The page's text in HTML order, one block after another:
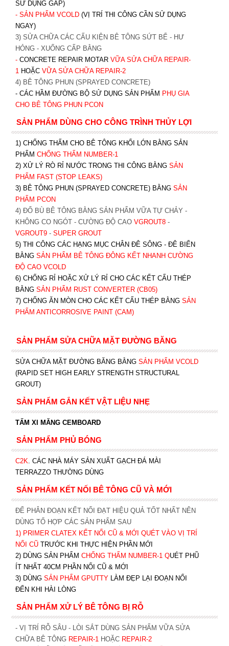
SỬ DỤNG GẤP)
- SẢN PHẨM VCOLD (VỊ TRÍ THI CÔNG CẦN SỬ DỤNG
NGAY)
3) SỬA CHỮA CÁC CẤU KIỆN BÊ TÔNG SỨT BỂ - HƯ
HỎNG - XUỐNG CẤP BẰNG
- CONCRETE REPAIR MOTAR VỮA SỬA CHỮA REPAIR-
1 HOẶC VỮA SỬA CHỮA REPAIR-2
4) BÊ TÔNG PHUN (SPRAYED CONCRETE)
- CÁC HẦM ĐƯỜNG BỘ SỬ DỤNG SẢN PHẨM PHỤ GIA
CHO BÊ TÔNG PHUN PCON
SẢN PHẨM DÙNG CHO CÔNG TRÌNH THỦY LỢI
1) CHỐNG THẤM CHO BÊ TÔNG KHỐI LỚN BẰNG SẢN
PHẨM CHỐNG THẤM NUMBER-1
2) XỬ LÝ RÒ RỈ NƯỚC TRONG THI CÔNG BẰNG SẢN
PHẨM FAST (STOP LEAKS)
3) BÊ TÔNG PHUN (SPRAYED CONCRETE) BẰNG SẢN
PHẨM PCON
4) ĐỔ BÙ BÊ TÔNG BẰNG SẢN PHẨM VỮA TỰ CHẢY -
KHÔNG CO NGÓT - CƯỜNG ĐỘ CAO VGROUT8-
VGROUT9- SUPER GROUT
5) THI CÔNG CÁC HẠNG MỤC CHÂN ĐÊ SÔNG - ĐÊ BIỂN
BẰNG SẢN PHẨM BÊ TÔNG ĐÔNG KẾT NHANH CƯỜNG
ĐỘ CAO VCOLD
6) CHỐNG RỈ HOẶC XỬ LÝ RỈ CHO CÁC KẾT CẤU THÉP
BẰNG SẢN PHẨM RUST CONVERTER (CB05)
7) CHỐNG ĂN MÒN CHO CÁC KẾT CẤU THÉP BẰNG SẢN
PHẨM ANTICORROSIVE PAINT (CAM)
SẢN PHẨM SỬA CHỮA MẶT ĐƯỜNG BĂNG
SỬA CHỮA MẶT ĐƯỜNG BĂNG BẰNG SẢN PHẨM VCOLD
(RAPID SET HIGH EARLY STRENGTH STRUCTURAL
GROUT)
SẢN PHẨM GẮN KẾT VẬT LIỆU NHẸ
TẤM XI MĂNG CEMBOARD
SẢN PHẨM PHỦ BÓNG
C2K. CÁC NHÀ MÁY SẢN XUẤT GẠCH ĐÁ MÀI
TERRAZZO THƯỜNG DÙNG
SẢN PHẨM KẾT NỐI BÊ TÔNG CŨ VÀ MỚI
ĐỂ PHÂN ĐOẠN KẾT NỐI ĐẠT HIỆU QUẢ TỐT NHẤT NÊN
DÙNG TỔ HỢP CÁC SẢN PHẨM SAU
1) PRIMER CLATEX KẾT NỐI CŨ & MỚI QUÉT VÀO VỊ TRÍ
NỐI CŨ TRƯỚC KHI THỰC HIỆN PHẦN MỚI
2) DÙNG SẢN PHẨM CHỐNG THẤM NUMBER-1QUÉT PHŨ
ÍT NHẤT 40CM PHẦN NỐI CŨ & MỚI
3) DÙNG SẢN PHẨM GPUTTY LÀM ĐẸP LẠI ĐOẠN NỐI
ĐẾN KHI HÀI LÒNG
SẢN PHẨM XỬ LÝ BÊ TÔNG BỊ RỖ
- VỊ TRÍ RỖ SÂU - LÒI SẮT DÙNG SẢN PHẨM VỮA SỬA
CHỮA BÊ TÔNG REPAIR-1HOẶC REPAIR-2